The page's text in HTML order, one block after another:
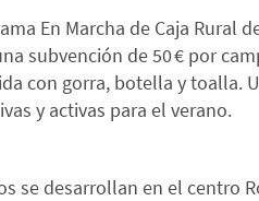
En Marcha de Caja Rural
subvención de 50 € por
con gorra, botella y toalla.
y activas para el verano.
se desarrollan en el centro